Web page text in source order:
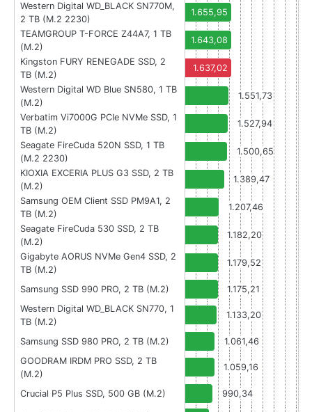
Western Digital WD_BLACK SN770M,
2 TB (M.2 2230)
1.655,95
TEAMGROUP T-FORCE Z44A7, 1 TB
(M.2)
1.643,08
Kingston FURY RENEGADE SSD, 2
TB (M.2)
1.637,02
Western Digital WD Blue SN580, 1 TB
(M.2)
1.551,73
Verbatim Vi7000G PCIe NVMe SSD, 1
TB (M.2)
1.527,94
Seagate FireCuda 520N SSD, 1 TB
(M.2 2230)
1.500,65
KIOXIA EXCERIA PLUS G3 SSD, 2 TB
(M.2)
1.389,47
Samsung OEM Client SSD PM9A1, 2
TB (M.2)
1.207,46
Seagate FireCuda 530 SSD, 2 TB
(M.2)
1.182,20
Gigabyte AORUS NVMe Gen4 SSD, 2
TB (M.2)
1.179,52
Samsung SSD 990 PRO, 2 TB (M.2)
1.175,21
Western Digital WD_BLACK SN770, 1
TB (M.2)
1.133,20
Samsung SSD 980 PRO, 2 TB (M.2)
1.061,46
GOODRAM IRDM PRO SSD, 2 TB
(M.2)
1.059,16
Crucial P5 Plus SSD, 500 GB (M.2) 990,34